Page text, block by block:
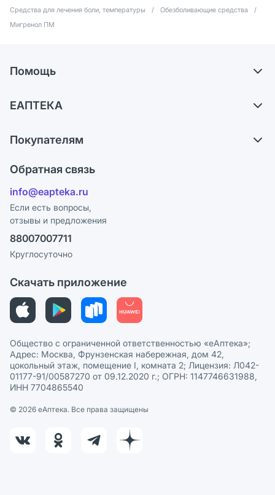
Средства для лечения боли, температуры
/ Обезболивающие средства
/
Мигренол ПМ
Помощь
Самовывоз из аптек
Ответы на вопросы
Блог
ЕАПТЕКА
Карьера
Поставщики
Лицензия
Реклама на сайте
Ваши товары на ЕАПТЕКЕ
Покупателям
Программа СберСпасибо
Политика конфиденциальности
Пользовательское соглашение
Политика рекомендаций
Этика и соответствие
Политика в отношении обработки персональных данных
Обратная связь
info@eapteka.ru
Если есть вопросы,
отзывы и предложения
88007007711
Круглосуточно
Скачать приложение
Общество с ограниченной ответственностью «еАптека»;
Адрес: Москва, Фрунзенская набережная, дом 42,
цокольный этаж, помещение I, комната 2; Лицензия: Л042-
01177-91/00587270 от 09.12.2020 г.; ОГРН: 1147746631988,
ИНН 7704865540
© 2026 eАптека. Все права защищены